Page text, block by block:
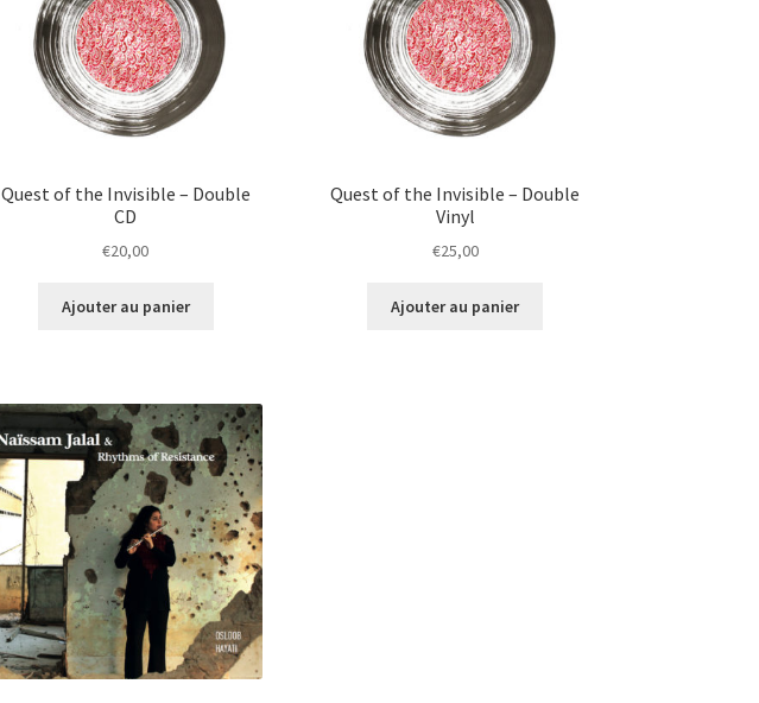
Quest of the Invisible – Double
CD
€20,00
Ajouter au panier
Quest of the Invisible – Double
Vinyl
€25,00
Ajouter au panier